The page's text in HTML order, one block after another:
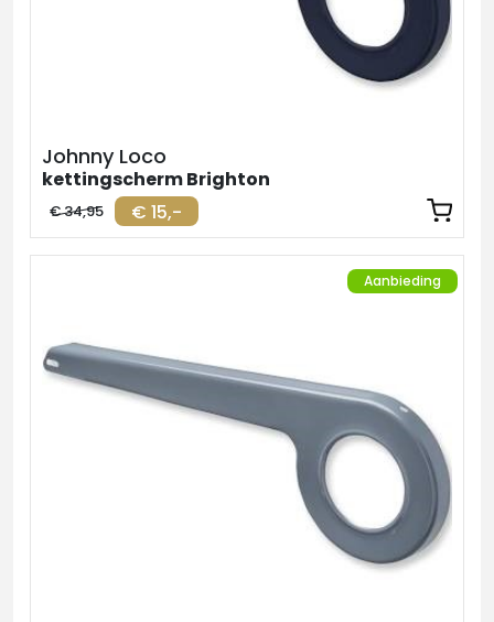
Johnny Loco
kettingscherm Brighton
€ 15,-
€ 34,95
Aanbieding